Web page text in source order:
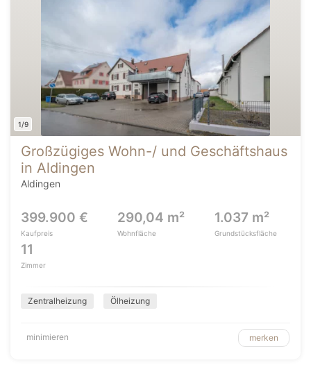
1/9
Großzügiges Wohn-/ und Geschäftshaus
in Aldingen
Aldingen
399.900 €
Kaufpreis
290,04 m²
Wohnfläche
1.037 m²
Grundstücksfläche
11
Zimmer
Zentralheizung Ölheizung
minimieren merken